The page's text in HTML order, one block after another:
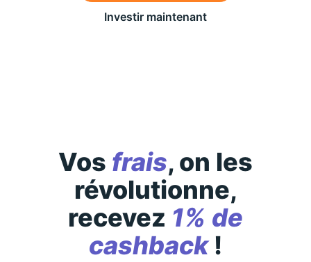
Investir maintenant
Vos frais, on les
révolutionne,
recevez 1% de
cashback!